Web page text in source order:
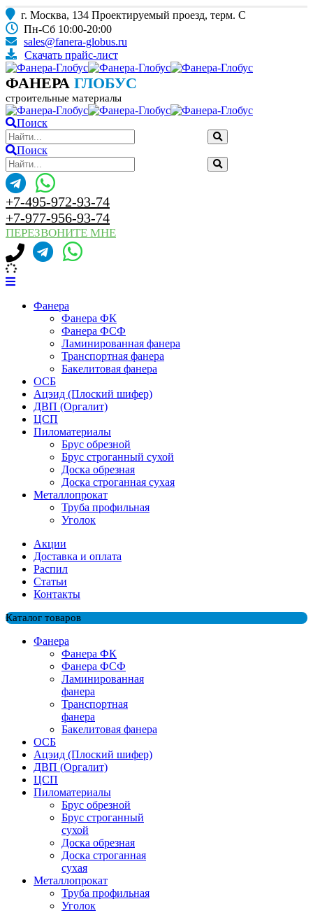
г. Москва, 134 Проектируемый проезд, терм. С
Пн-Сб 10:00-20:00
sales@fanera-globus.ru
Скачать прайс-лист
ФАНЕРА ГЛОБУС
строительные материалы
Поиск
Поиск
+7-495-972-93-74
+7-977-956-93-74
ПЕРЕЗВОНИТЕ МНЕ
Фанера
Фанера ФК
Фанера ФСФ
Ламинированная фанера
Транспортная фанера
Бакелитовая фанера
ОСБ
Ацэид (Плоский шифер)
ДВП (Оргалит)
ЦСП
Пиломатериалы
Брус обрезной
Брус строганный сухой
Доска обрезная
Доска строганная сухая
Металлопрокат
Труба профильная
Уголок
Акции
Доставка и оплата
Распил
Cтатьи
Контакты
Каталог товаров
Фанера
Фанера ФК
Фанера ФСФ
Ламинированная
фанера
Транспортная
фанера
Бакелитовая фанера
ОСБ
Ацэид (Плоский шифер)
ДВП (Оргалит)
ЦСП
Пиломатериалы
Брус обрезной
Брус строганный
сухой
Доска обрезная
Доска строганная
сухая
Металлопрокат
Труба профильная
Уголок